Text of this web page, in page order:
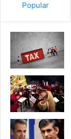
Popular